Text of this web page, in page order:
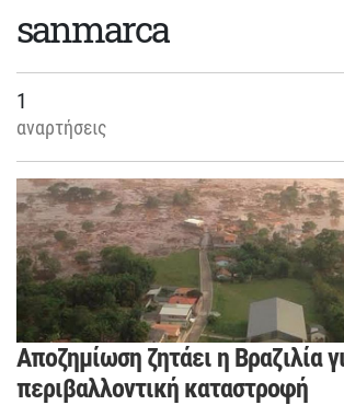
sanmarca
1
αναρτήσεις
Αποζημίωση ζητάει η Βραζιλία
περιβαλλοντική καταστροφή